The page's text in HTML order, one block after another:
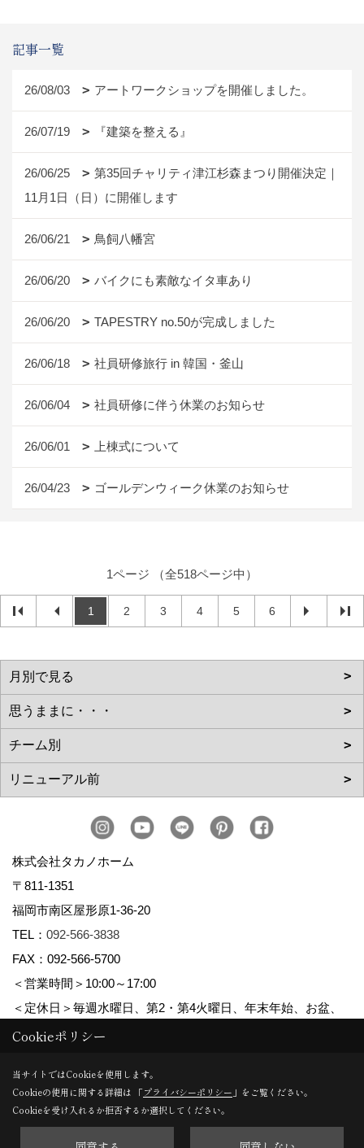
記事一覧
26/08/03 アートワークショップを開催しました。
26/07/19 『建築を整える』
26/06/25
第35回チャリティ津江杉森まつり開催決定｜
11月1日（日）に開催します
26/06/21 鳥飼八幡宮
26/06/20 バイクにも素敵なイタ車あり
26/06/20 TAPESTRY no.50が完成しました
26/06/18 社員研修旅行 in 韓国・釜山
26/06/04 社員研修に伴う休業のお知らせ
26/06/01 上棟式について
26/04/23 ゴールデンウィーク休業のお知らせ
1ページ （全518ページ中）
1 2 3 4 5 6
株式会社タカノホーム
〒811-1351
福岡市南区屋形原1-36-20
TEL： 092-566-3838
FAX：092-566-5700
＜営業時間＞10:00～17:00
＜定休日＞毎週水曜日、第2・第4火曜日、年末年始、お盆、
ゴールデンウィーク、夏季休暇
Copyright (c) TAKANO CONSTRUCTION CO.,LTD. All Rights Reserved.
Cookieポリシー
当サイトではCookieを使用します。
Cookieの使用に関する詳細は 「プライバシーポリシー 」をご覧ください。
Cookieを受け入れるか拒否するか選択してください。